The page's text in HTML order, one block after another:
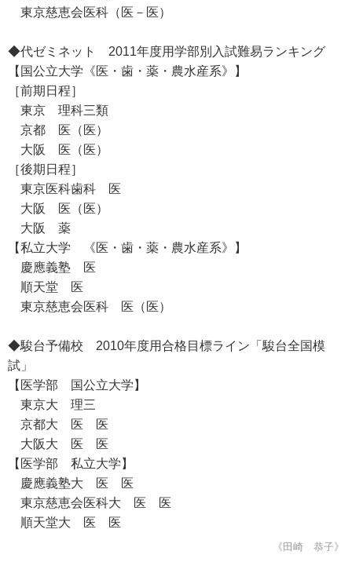
東京慈恵会医科（医－医）
◆代ゼミネット 2011年度用学部別入試難易ランキング
【国公立大学《医・歯・薬・農水産系》】
［前期日程］
東京 理科三類
京都 医（医）
大阪 医（医）
［後期日程］
東京医科歯科 医
大阪 医（医）
大阪 薬
【私立大学 《医・歯・薬・農水産系》】
慶應義塾 医
順天堂 医
東京慈恵会医科 医（医）
◆駿台予備校 2010年度用合格目標ライン「駿台全国模
試」
【医学部 国公立大学】
東京大 理三
京都大 医 医
大阪大 医 医
【医学部 私立大学】
慶應義塾大 医 医
東京慈恵会医科大 医 医
順天堂大 医 医
《田崎 恭子》